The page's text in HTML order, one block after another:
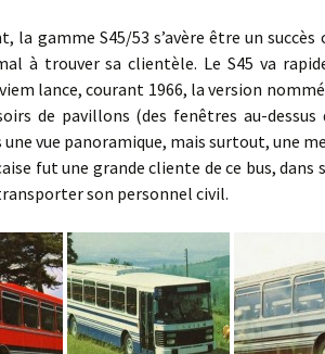
S45/53 s’avère être un succès
à trouver sa clientèle. Le S45 va
lance, courant 1966, la version
de pavillons (des fenêtres au-
vue panoramique, mais surtout, une
fut une grande cliente de ce bus, dans
son personnel civil.